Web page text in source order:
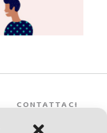
CONTATTACI